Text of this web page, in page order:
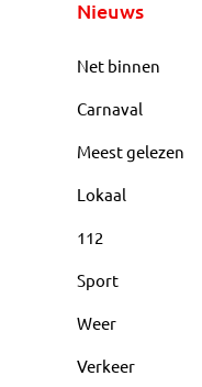
Nieuws
Net binnen
Carnaval
Meest gelezen
Lokaal
112
Sport
Weer
Verkeer